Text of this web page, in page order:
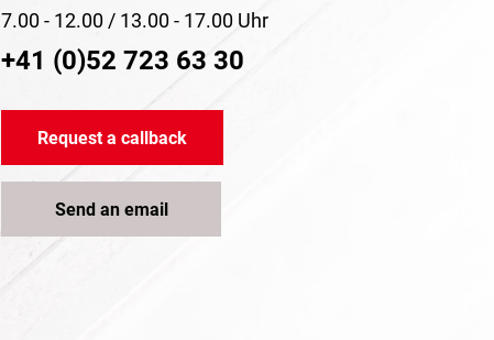
7.00 - 12.00 / 13.00 - 17.00 Uhr
+41 (0)52 723 63 30
Request a callback
Send an email